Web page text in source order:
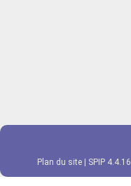
Plan du site SPIP 4.4.16